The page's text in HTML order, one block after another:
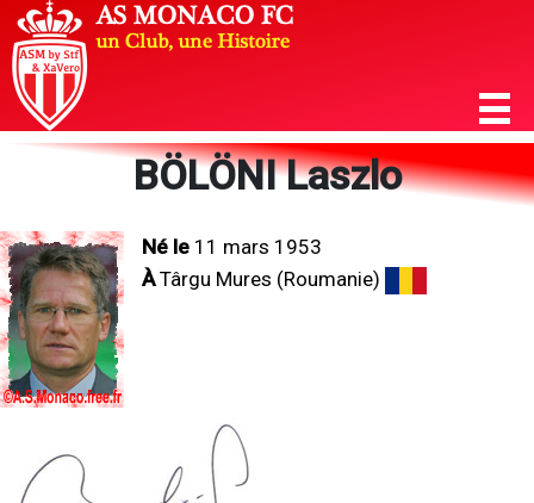
BÖLÖNI Laszlo
Né le 11 mars 1953
ÀTârgu Mures (Roumanie)